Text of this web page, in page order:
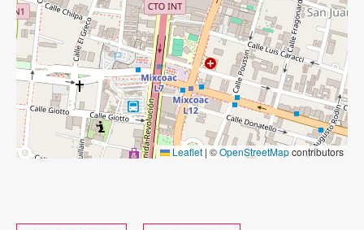
Leaflet | ©OpenStreetMapcontributors